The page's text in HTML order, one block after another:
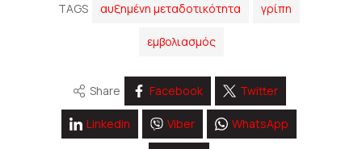
TAGS αυξημένη μεταδοτικότητα γρίπη
εμβολιασμός
Share Facebook Twitter
Linkedin Viber WhatsApp